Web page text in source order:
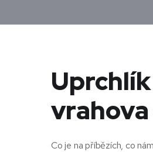
Co je na příbězích, co